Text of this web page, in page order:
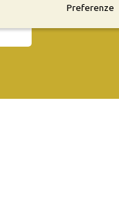
Preferenze